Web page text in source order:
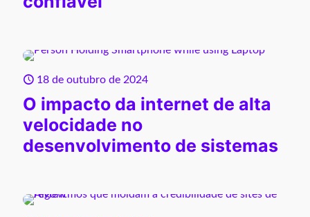
18 de outubro de 2024
O impacto da internet de alta
velocidade no
desenvolvimento de sistemas